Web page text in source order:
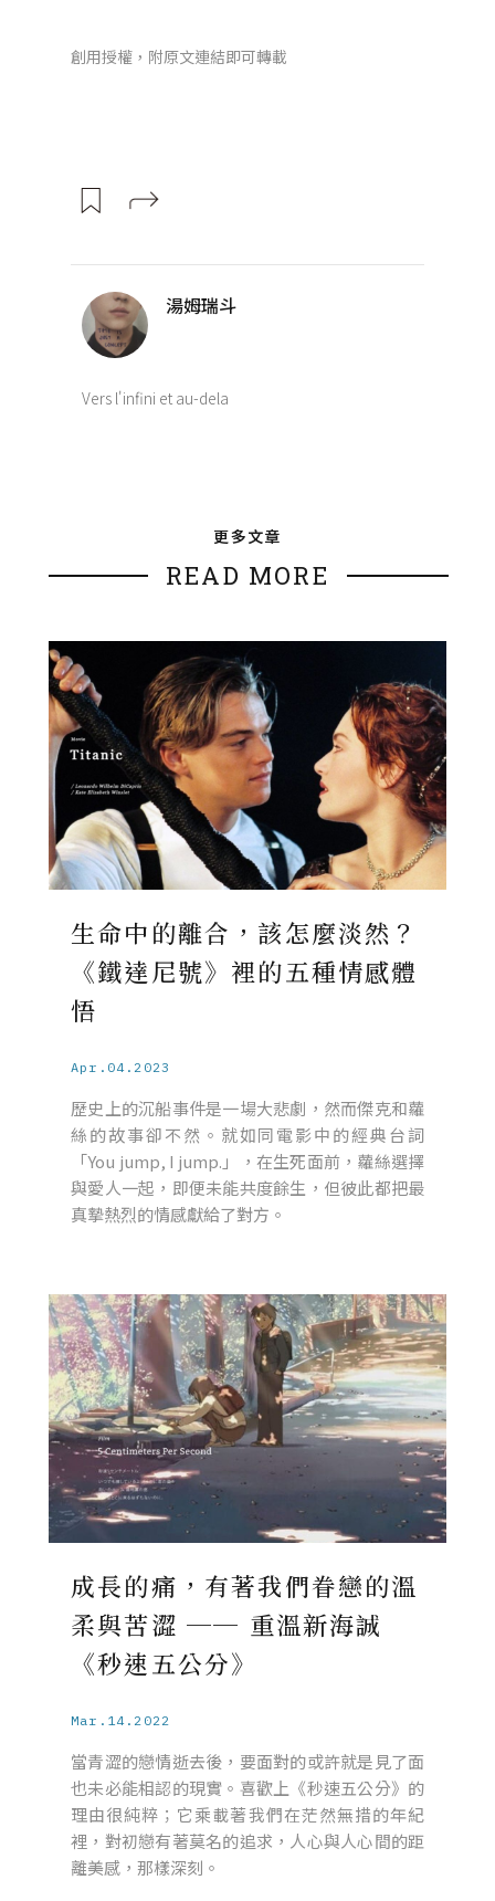
創用授權，附原文連結即可轉載
湯姆瑞斗
Vers l'infini et au-dela
更多文章
READ MORE
生命中的離合，該怎麼淡然？
《鐵達尼號》裡的五種情感體
悟
Apr.04.2023
歷史上的沉船事件是一場大悲劇，然而傑克和蘿
絲的故事卻不然。就如同電影中的經典台詞
「You jump, I jump.」，在生死面前，蘿絲選擇
與愛人一起，即便未能共度餘生，但彼此都把最
真摯熱烈的情感獻給了對方。
成長的痛，有著我們眷戀的溫
柔與苦澀 ── 重溫新海誠
《秒速五公分》
Mar.14.2022
當青澀的戀情逝去後，要面對的或許就是見了面
也未必能相認的現實。喜歡上《秒速五公分》的
理由很純粹；它乘載著我們在茫然無措的年紀
裡，對初戀有著莫名的追求，人心與人心間的距
離美感，那樣深刻。